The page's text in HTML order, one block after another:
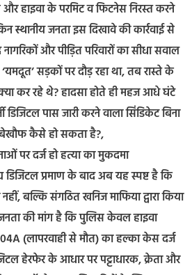
और हाइवा के परमिट व फिटनेस निरस्त करने
स्थानीय जनता इस दिखावे की कार्रवाई से
और पीड़ित परिवारों का सीधा सवाल
सड़कों पर दौड़ रहा था, तब रास्ते के
कर रहे थे? हादसा होते ही महज आधे घंटे
पास जारी करने वाला सिंडिकेट बिना
बेखौफ कैसे हो सकता है?,
पर दर्ज हो हत्या का मुकदमा
प्रमाण के बाद अब यह स्पष्ट है कि
बल्कि संगठित खनिज माफिया द्वारा किया
की मांग है कि पुलिस केवल हाइवा
(लापरवाही से मौत) का हल्का केस दर्ज
हेरफेर के आधार पर पट्टाधारक, क्रेता और